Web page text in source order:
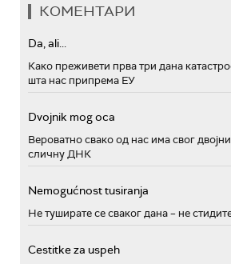
КОМЕНТАРИ
Da, ali...
Како преживети прва три дана
шта нас припрема ЕУ
Dvojnik mog oca
Вероватно свако од нас има свог
сличну ДНК
Nemogućnost tusiranja
Не туширате се сваког дана – не
Cestitke za uspeh